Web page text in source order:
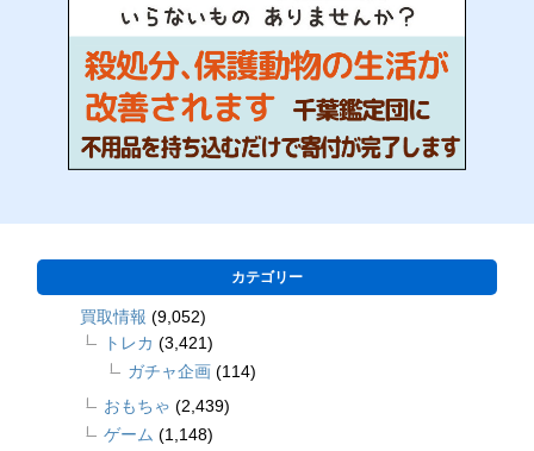
カテゴリー
買取情報 (9,052)
トレカ (3,421)
ガチャ企画 (114)
おもちゃ (2,439)
ゲーム (1,148)